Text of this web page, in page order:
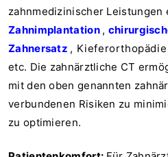
zahnmedizinischer
Zahnimplantation ,
Zahnersatz ,
etc. Die zahnärztliche CT
mit den oben genannten
verbundenen Risiken zu
zu optimieren.